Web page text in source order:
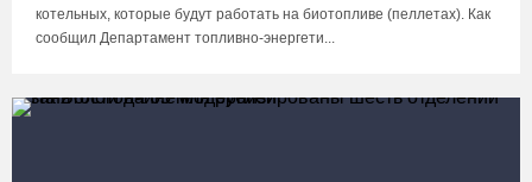
котельных, которые будут работать на биотопливе (пеллетах). Как
сообщил Департамент топливно-энергети...